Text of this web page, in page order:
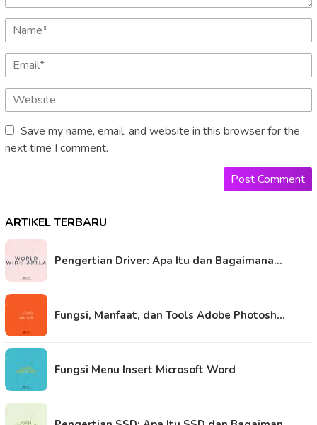
Save my name, email, and website in this browser for the
next time I comment.
ARTIKEL TERBARU
Pengertian Driver: Apa Itu dan Bagaimana…
Fungsi, Manfaat, dan Tools Adobe Photosh…
Fungsi Menu Insert Microsoft Word